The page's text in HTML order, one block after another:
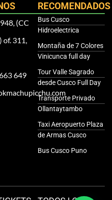
(CC
of. 311,
649
RECOMENDADOS
Bus Cusco
Hidroelectrica
Montaña de 7 Colores
Vinicunca full day
Tour Valle Sagrado
desde Cusco Full Day
Transporte Privado
Ollantaytambo
Taxi Aeropuerto Plaza
de Armas Cusco
Bus Cusco Puno